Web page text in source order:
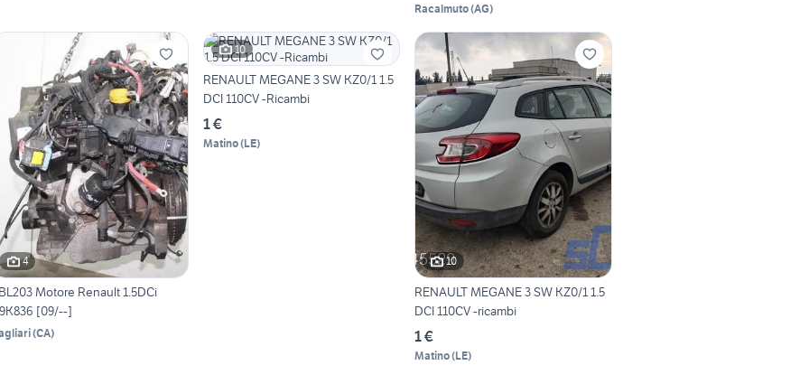
Racalmuto(AG)
4
Motore Renault 1.5DCi
[09/--]
(CA)
10
RENAULT MEGANE 3 SW KZ0/1 1.5
DCI 110CV -Ricambi
1 €
Matino(LE)
10
RENAULT MEGANE 3 SW KZ0/1 1.5
DCI 110CV -ricambi
1 €
Matino(LE)